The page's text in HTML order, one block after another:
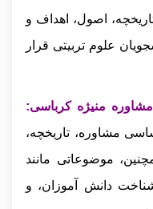
اصول، اهداف و
علوم تربیتی قرار
منیژه کرباسی:
مشاوره، تاریخچه،
موضوعاتی مانند
دانش‌ آموزان، و